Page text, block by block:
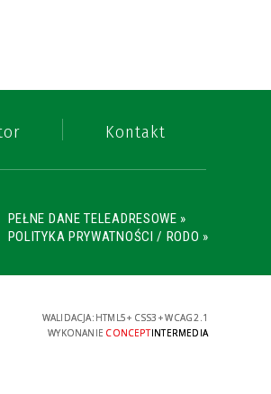
Kontakt
PEŁNE DANE TELEADRESOWE »
POLITYKA PRYWATNOŚCI / RODO »
WALIDACJA: HTML5+ CSS3 +WCAG 2.1
WYKONANIE CONCEPTINTERMEDIA